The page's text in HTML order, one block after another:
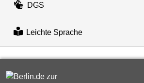
DGS
Leichte Sprache